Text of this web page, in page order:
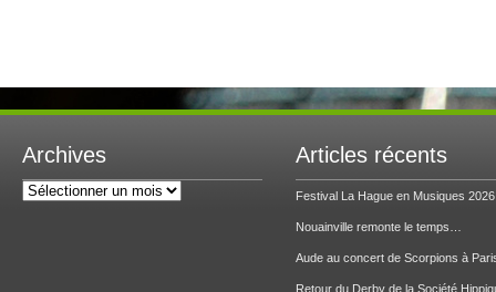
Archives
Archives
Articles récents
Festival La Hague en Musiques 2026
Nouainville remonte le temps…
Aude au concert de Scorpions à
Retour du Derby de la Société